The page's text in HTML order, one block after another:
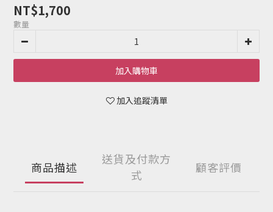
NT$1,700
數量
加入購物車
加入追蹤清單
商品描述
送貨及付款方
式
顧客評價